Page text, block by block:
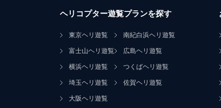
ヘリコプター遊覧プランを探す
東京ヘリ遊覧
富士山ヘリ遊覧
横浜ヘリ遊覧
埼玉ヘリ遊覧
大阪ヘリ遊覧
南紀白浜ヘリ遊覧
広島ヘリ遊覧
つくばヘリ遊覧
佐賀ヘリ遊覧